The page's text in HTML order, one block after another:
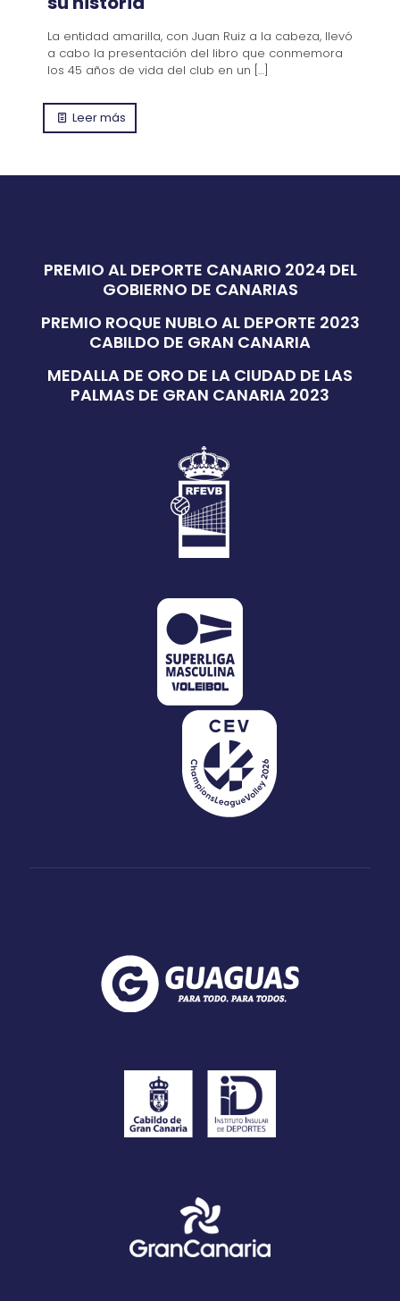
La entidad amarilla, con Juan Ruiz a la cabeza, llevó
a cabo la presentación del libro que conmemora
los 45 años de vida del club en un […]
Leer más
PREMIO AL DEPORTE CANARIO 2024 DEL
GOBIERNO DE CANARIAS
PREMIO ROQUE NUBLO AL DEPORTE 2023
CABILDO DE GRAN CANARIA
MEDALLA DE ORO DE LA CIUDAD DE LAS
PALMAS DE GRAN CANARIA 2023